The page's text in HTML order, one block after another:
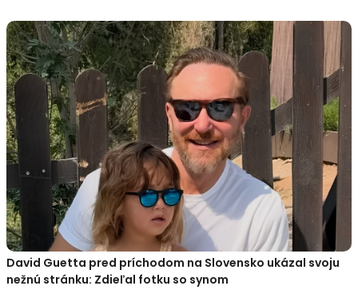
David Guetta pred príchodom na Slovensko ukázal svoju
nežnú stránku: Zdieľal fotku so synom